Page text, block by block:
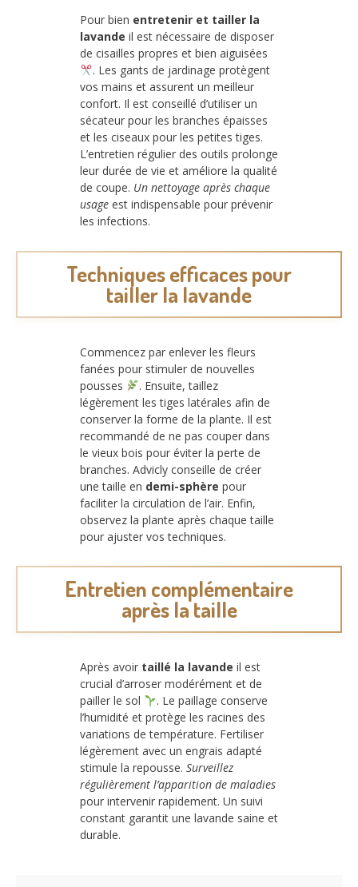
Pour bien entretenir et tailler la
lavande il est nécessaire de disposer
de cisailles propres et bien aiguisées
. Les gants de jardinage protègent
vos mains et assurent un meilleur
confort. Il est conseillé d’utiliser un
sécateur pour les branches épaisses
et les ciseaux pour les petites tiges.
L’entretien régulier des outils prolonge
leur durée de vie et améliore la qualité
de coupe. Un nettoyage après chaque
usage est indispensable pour prévenir
les infections.
Techniques efficaces pour
tailler la lavande
Commencez par enlever les fleurs
fanées pour stimuler de nouvelles
pousses
. Ensuite, taillez
légèrement les tiges latérales afin de
conserver la forme de la plante. Il est
recommandé de ne pas couper dans
le vieux bois pour éviter la perte de
branches. Advicly conseille de créer
une taille en demi-sphère pour
faciliter la circulation de l’air. Enfin,
observez la plante après chaque taille
pour ajuster vos techniques.
Entretien complémentaire
après la taille
Après avoir taillé la lavande il est
crucial d’arroser modérément et de
pailler le sol
. Le paillage conserve
l’humidité et protège les racines des
variations de température. Fertiliser
légèrement avec un engrais adapté
stimule la repousse. Surveillez
régulièrement l’apparition de maladies
pour intervenir rapidement. Un suivi
constant garantit une lavande saine et
durable.